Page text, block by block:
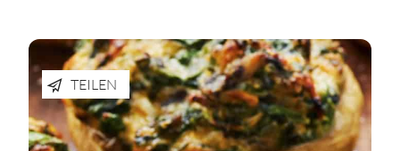
TEILEN